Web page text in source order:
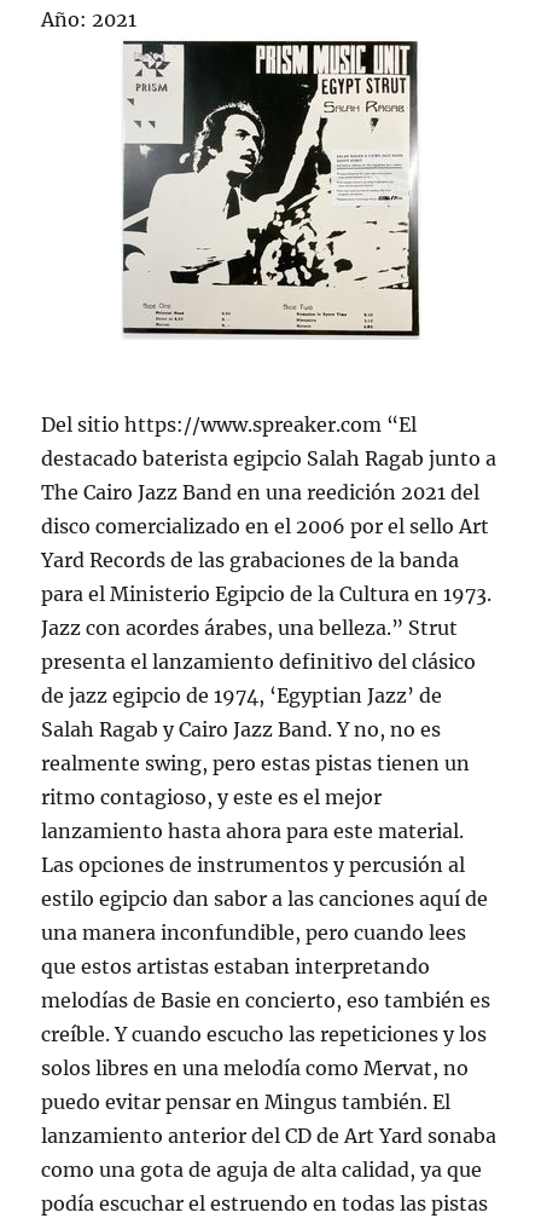
Año: 2021
Del sitio https://www.spreaker.com “El
destacado baterista egipcio Salah Ragab junto a
The Cairo Jazz Band en una reedición 2021 del
disco comercializado en el 2006 por el sello Art
Yard Records de las grabaciones de la banda
para el Ministerio Egipcio de la Cultura en 1973.
Jazz con acordes árabes, una belleza.” Strut
presenta el lanzamiento definitivo del clásico
de jazz egipcio de 1974, ‘Egyptian Jazz’ de
Salah Ragab y Cairo Jazz Band. Y no, no es
realmente swing, pero estas pistas tienen un
ritmo contagioso, y este es el mejor
lanzamiento hasta ahora para este material.
Las opciones de instrumentos y percusión al
estilo egipcio dan sabor a las canciones aquí de
una manera inconfundible, pero cuando lees
que estos artistas estaban interpretando
melodías de Basie en concierto, eso también es
creíble. Y cuando escucho las repeticiones y los
solos libres en una melodía como Mervat, no
puedo evitar pensar en Mingus también. El
lanzamiento anterior del CD de Art Yard sonaba
como una gota de aguja de alta calidad, ya que
podía escuchar el estruendo en todas las pistas